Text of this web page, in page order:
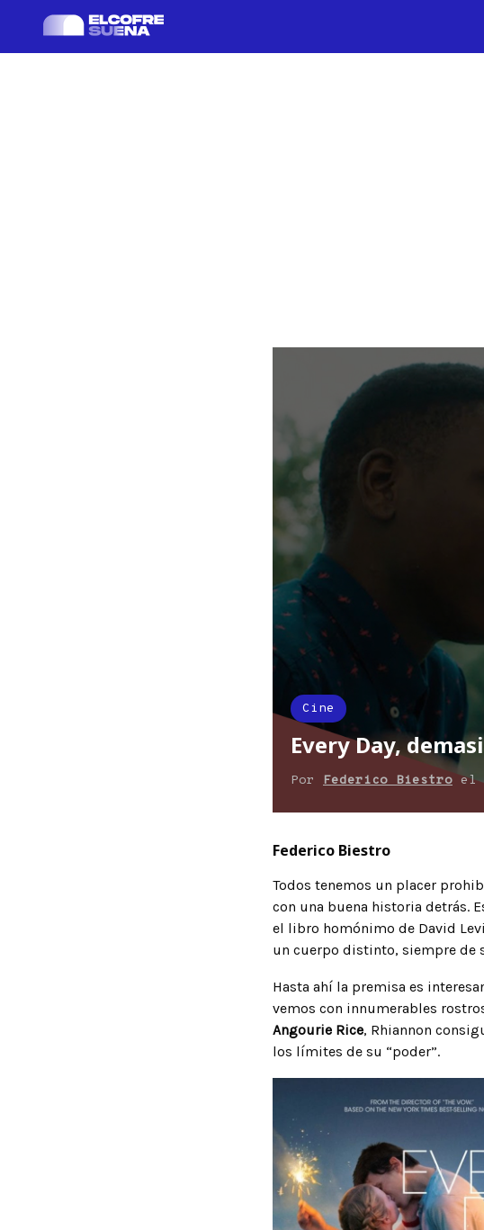
Cine
Every Day,
Por Federico Biestro el
Federico Biestro
Todos tenemos un placer
con una buena historia detrás.
el libro homónimo de David
un cuerpo distinto, siempre de
Hasta ahí la premisa es
vemos con innumerables
Angourie Rice, Rhiannon
los límites de su “poder”.